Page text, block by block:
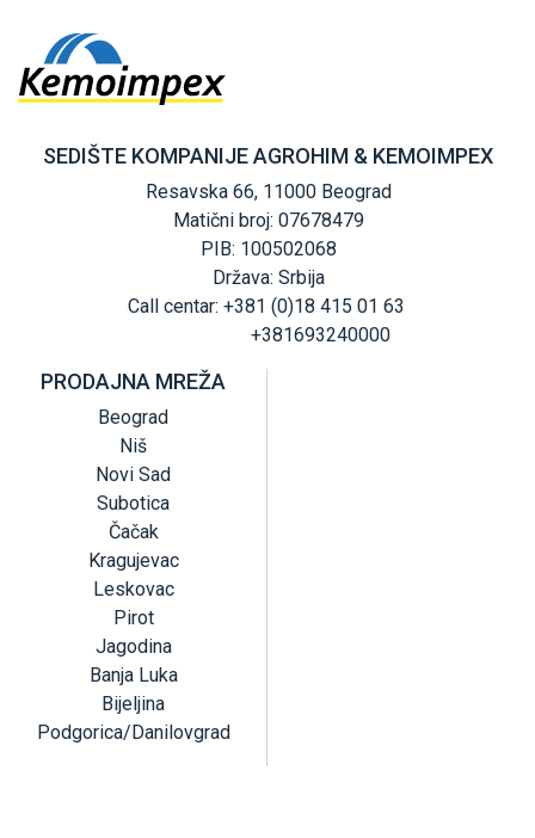
SEDIŠTE KOMPANIJE AGROHIM & KEMOIMPEX
Resavska 66, 11000 Beograd
Matični broj: 07678479
PIB: 100502068
Država: Srbija
Call centar: +381 (0)18 415 01 63
+381693240000
PRODAJNA MREŽA
Beograd
Niš
Novi Sad
Subotica
Čačak
Kragujevac
Leskovac
Pirot
Jagodina
Banja Luka
Bijeljina
Podgorica/Danilovgrad